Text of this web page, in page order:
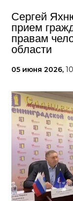
Сергей
прием
правам
области
05 июня 2026,